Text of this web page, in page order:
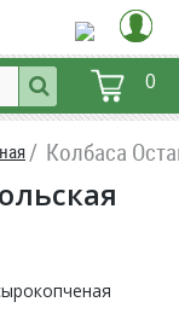
0
Колбаса